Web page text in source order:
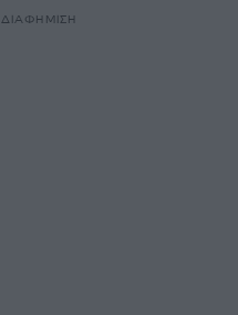
ΔΙΑΦΗΜΙΣΗ